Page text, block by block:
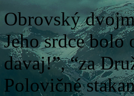
Obrovský
Jeho srdce bolo
davaj!”, “za
Polovičné